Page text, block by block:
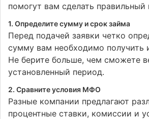
помогут вам сделать правильный
1. Определите сумму и срок займа
Перед подачей заявки четко
сумму вам необходимо получить
Не берите больше, чем сможете
установленный период.
2. Сравните условия МФО
Разные компании предлагают
процентные ставки, комиссии и